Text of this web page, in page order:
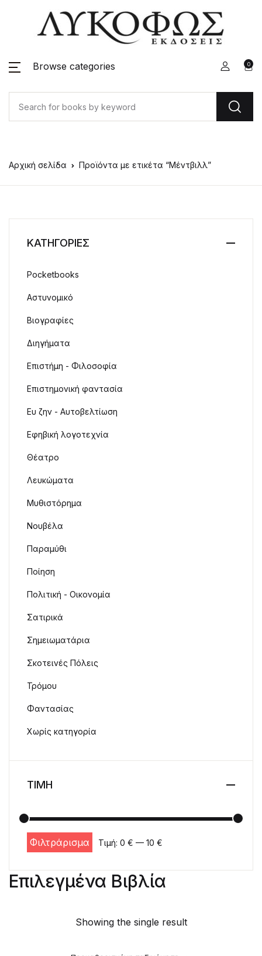
Browse categories 0
Αρχική σελίδα Προϊόντα με ετικέτα “Μέντβιλλ”
Επιλεγμένα Βιβλία
Showing the single result
ΚΑΤΗΓΟΡΙΕΣ
Pocketbooks
Αστυνομικό
Βιογραφίες
Διηγήματα
Επιστήμη - Φιλοσοφία
Επιστημονική φαντασία
Ευ ζην - Αυτοβελτίωση
Εφηβική λογοτεχνία
Θέατρο
Λευκώματα
Μυθιστόρημα
Νουβέλα
Παραμύθι
Ποίηση
Πολιτική - Οικονομία
Σατιρικά
Σημειωματάρια
Σκοτεινές Πόλεις
Τρόμου
Φαντασίας
Χωρίς κατηγορία
ΤΙΜΗ
Ελάχιστη τιμή
Μέγιστη τιμή
Φιλτράρισμα Τιμή: 0 € — 10 €